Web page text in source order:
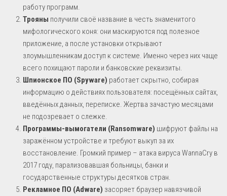
работу программ.
Трояны получили своё название в честь знаменитого
мифологического коня: они маскируются под полезное
приложение, а после установки открывают
злоумышленникам доступ к системе. Именно через них чаще
всего похищают пароли и банковские реквизиты.
Шпионское ПО (Spyware) работает скрытно, собирая
информацию о действиях пользователя: посещённых сайтах,
введённых данных, переписке. Жертва зачастую месяцами
не подозревает о слежке.
Программы-вымогатели (Ransomware) шифруют файлы на
заражённом устройстве и требуют выкуп за их
восстановление. Громкий пример – атака вируса WannaCry в
2017 году, парализовавшая больницы, банки и
государственные структуры десятков стран.
Рекламное ПО (Adware) засоряет браузер навязчивой